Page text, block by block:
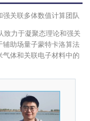
关联多体数值计算团队
致力于凝聚态理论和强关
助场量子蒙特卡洛算法
体和关联电子材料中的